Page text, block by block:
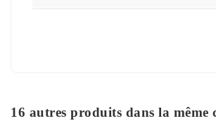
16 autres produits dans la même